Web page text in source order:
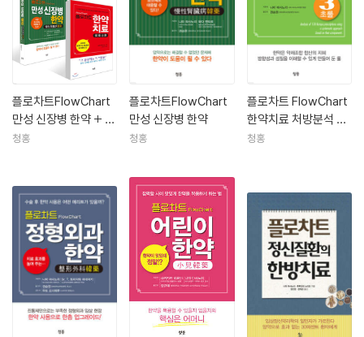
주요저서
『하지정맥류를 막다/치료하다』, 講談社, 2002
『서양의가 추천하는 한방』, 新潮社, 2010
『정말로 내일부터 사용할 수 있는 한방약』, 신흥의학출판사, 2010
『프라이머리케어를 위한 혈관질환 이야기 한방 진료도 포함하여』, 메디칼
리뷰사, 2010
플로차트FlowChart
만성 신장병 한약 + 플
로차트 한약치료 Flow
청홍
플로차트FlowChart
만성 신장병 한약
청홍
플로차트 FlowChart
한약치료 처방분석 실
전 3초룰
청홍